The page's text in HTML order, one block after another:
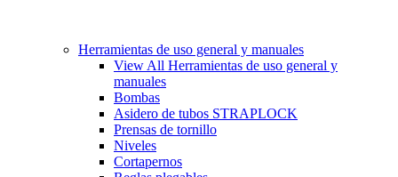
Herramientas de uso general y manuales
View All Herramientas de uso general y
manuales
Bombas
Asidero de tubos STRAPLOCK
Prensas de tornillo
Niveles
Cortapernos